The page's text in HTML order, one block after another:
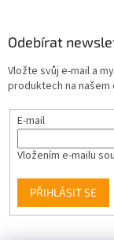
Odebírat
Vložte svůj e-mail a
produktech na našem
E-mail
Vložením e-mailu
PŘIHLÁSIT SE